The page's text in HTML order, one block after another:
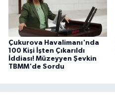
Çukurova Havalimanı'nda
100 Kişi İşten Çıkarıldı
İddiası! Müzeyyen Şevkin
TBMM'de Sordu